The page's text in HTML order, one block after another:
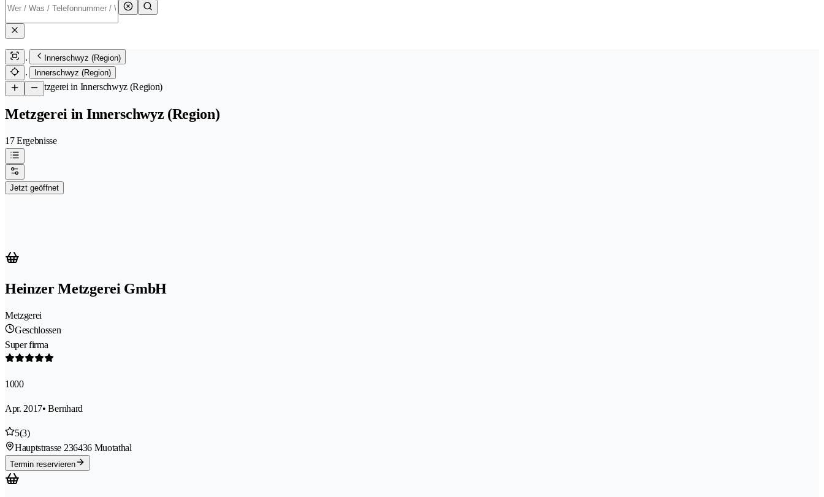
Innerschwyz (Region)
Innerschwyz (Region)
/Metzgerei in Innerschwyz (Region)
Metzgerei in Innerschwyz (Region)
17 Ergebnisse
Jetzt geöffnet
Heinzer Metzgerei GmbH
Metzgerei
Geschlossen
Super firma
1000
Apr. 2017• Bernhard
5(3)
Hauptstrasse 236436 Muotathal
Termin reservieren